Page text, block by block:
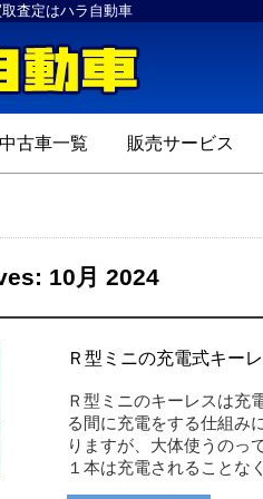
査定はハラ自動車
中古車一覧 販売サービス
10月 2024
Ｒ型ミニの充電式キー
Ｒ型ミニのキーレスは充
る間に充電をする仕組み
りますが、大体使うのっ
１本は充電されることな